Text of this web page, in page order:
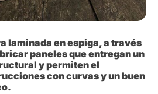
laminada en espiga, a través
paneles que entregan un
y permiten el
con curvas y un buen